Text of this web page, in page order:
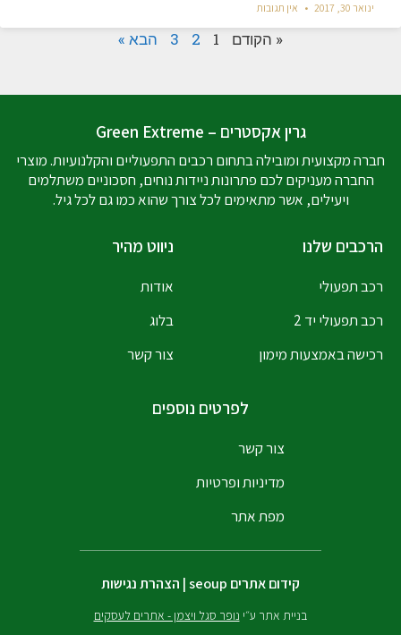
ינואר 30, 2017 אין תגובות
« הקודם 1
2
3 הבא »
גרין אקסטרים – Green Extreme
חברה מקצועית ומובילה בתחום רכבים התפעוליים והקלנועיות. מוצרי
החברה מעניקים לכם פתרונות ניידות נוחים, חסכוניים משתלמים
ויעילים, אשר מתאימים לכל צורך שהוא כמו גם לכל גיל.
הרכבים שלנו
רכב תפעולי
רכב תפעולי יד 2
רכישה באמצעות מימון
ניווט מהיר
אודות
בלוג
צור קשר
לפרטים נוספים
צור קשר
מדיניות ופרטיות
מפת אתר
קידום אתריםseoup
|הצהרת נגישות
בניית אתר ע״ינופר סגל ויצמן - אתרים לעסקים